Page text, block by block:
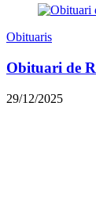
Obituaris
Obituari de
29/12/2025